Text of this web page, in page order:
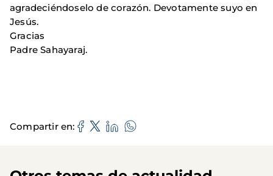
agradeciéndoselo de corazón. Devotamente suyo en
Jesús.
Gracias
Padre Sahayaraj.
Compartir en